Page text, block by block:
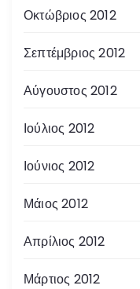
Οκτώβριος 2012
Σεπτέμβριος 2012
Αύγουστος 2012
Ιούλιος 2012
Ιούνιος 2012
Μάιος 2012
Απρίλιος 2012
Μάρτιος 2012